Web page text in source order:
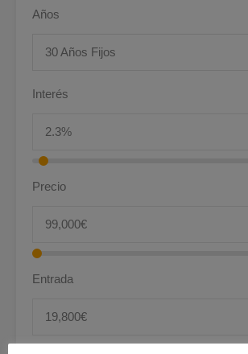
Años
30 Años Fijos
Interés
Precio
Entrada